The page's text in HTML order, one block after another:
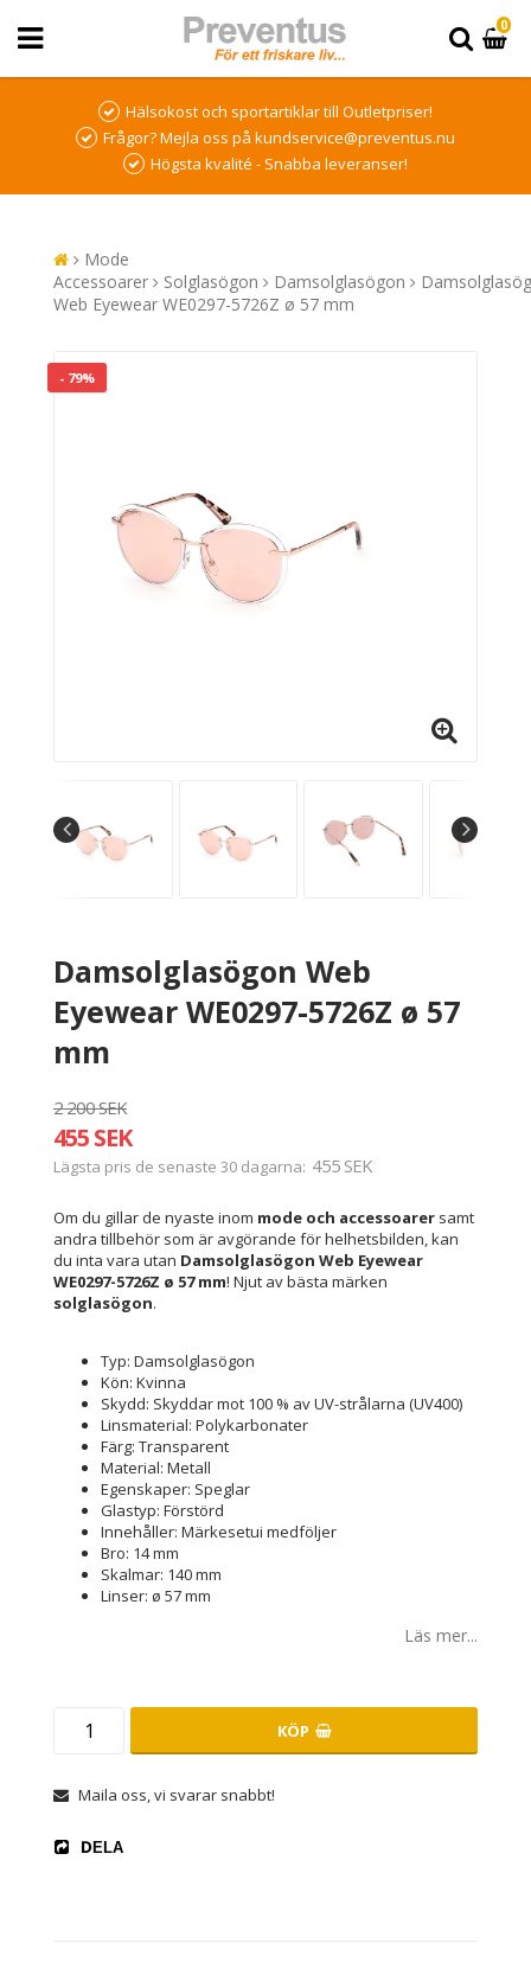
0
Hälsokost och sportartiklar till Outletpriser!
Frågor? Mejla oss på kundservice@preventus.nu
Högsta kvalité - Snabba leveranser!
Mode
Accessoarer
Solglasögon Damsolglasögon
Web Eyewear WE0297-5726Z ø 57 mm
- 79%
Damsolglasögon Web
Eyewear WE0297-5726Z ø 57
mm
2 200 SEK
455 SEK
Lägsta pris de senaste 30 dagarna 455 SEK
Om du gillar de nyaste inom mode och accessoarer samt
andra tillbehör som är avgörande för helhetsbilden, kan
du inta vara utan Damsolglasögon Web Eyewear
WE0297-5726Z ø 57 mm! Njut av bästa märken
solglasögon.
Typ: Damsolglasögon
Kön: Kvinna
Skydd: Skyddar mot 100 % av UV-strålarna (UV400)
Linsmaterial: Polykarbonater
Färg: Transparent
Material: Metall
Egenskaper: Speglar
Glastyp: Förstörd
Innehåller: Märkesetui medföljer
Bro: 14 mm
Skalmar: 140 mm
Linser: ø 57 mm
Läs mer...
KÖP
Maila oss, vi svarar snabbt!
DELA